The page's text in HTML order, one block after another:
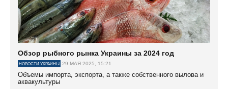
Обзор рыбного рынка Украины за 2024 год
НОВОСТИ УКРАИНЫ 29 МАЯ 2025, 15:21
Объемы импорта, экспорта, а также собственного вылова и
аквакультуры